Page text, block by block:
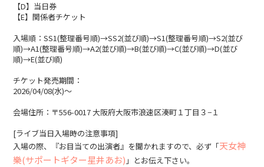
【D】当日券
【E】関係者チケット
入場順：SS1(整理番号順)→SS2(並び順)→S1(整理番号順)→S2(並び
順)→A1(整理番号順)→A2(並び順)→B(並び順)→C(並び順)→D(並び
順)→E(並び順)
チケット発売期間：
2026/04/08(水)〜
会場住所：〒556-0017 大阪府大阪市浪速区湊町１丁目３−１
[ライブ当日入場時の注意事項]
入場の際、『お目当ての出演者』を聞かれますので、必ず「天女神
樂(サポートギター星井あお) 」とお伝え下さい。